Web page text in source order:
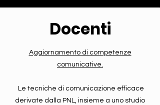
Docenti
Aggiornamento di competenze
comunicative.
Le tecniche di comunicazione efficace
derivate dalla PNL, insieme a uno studio